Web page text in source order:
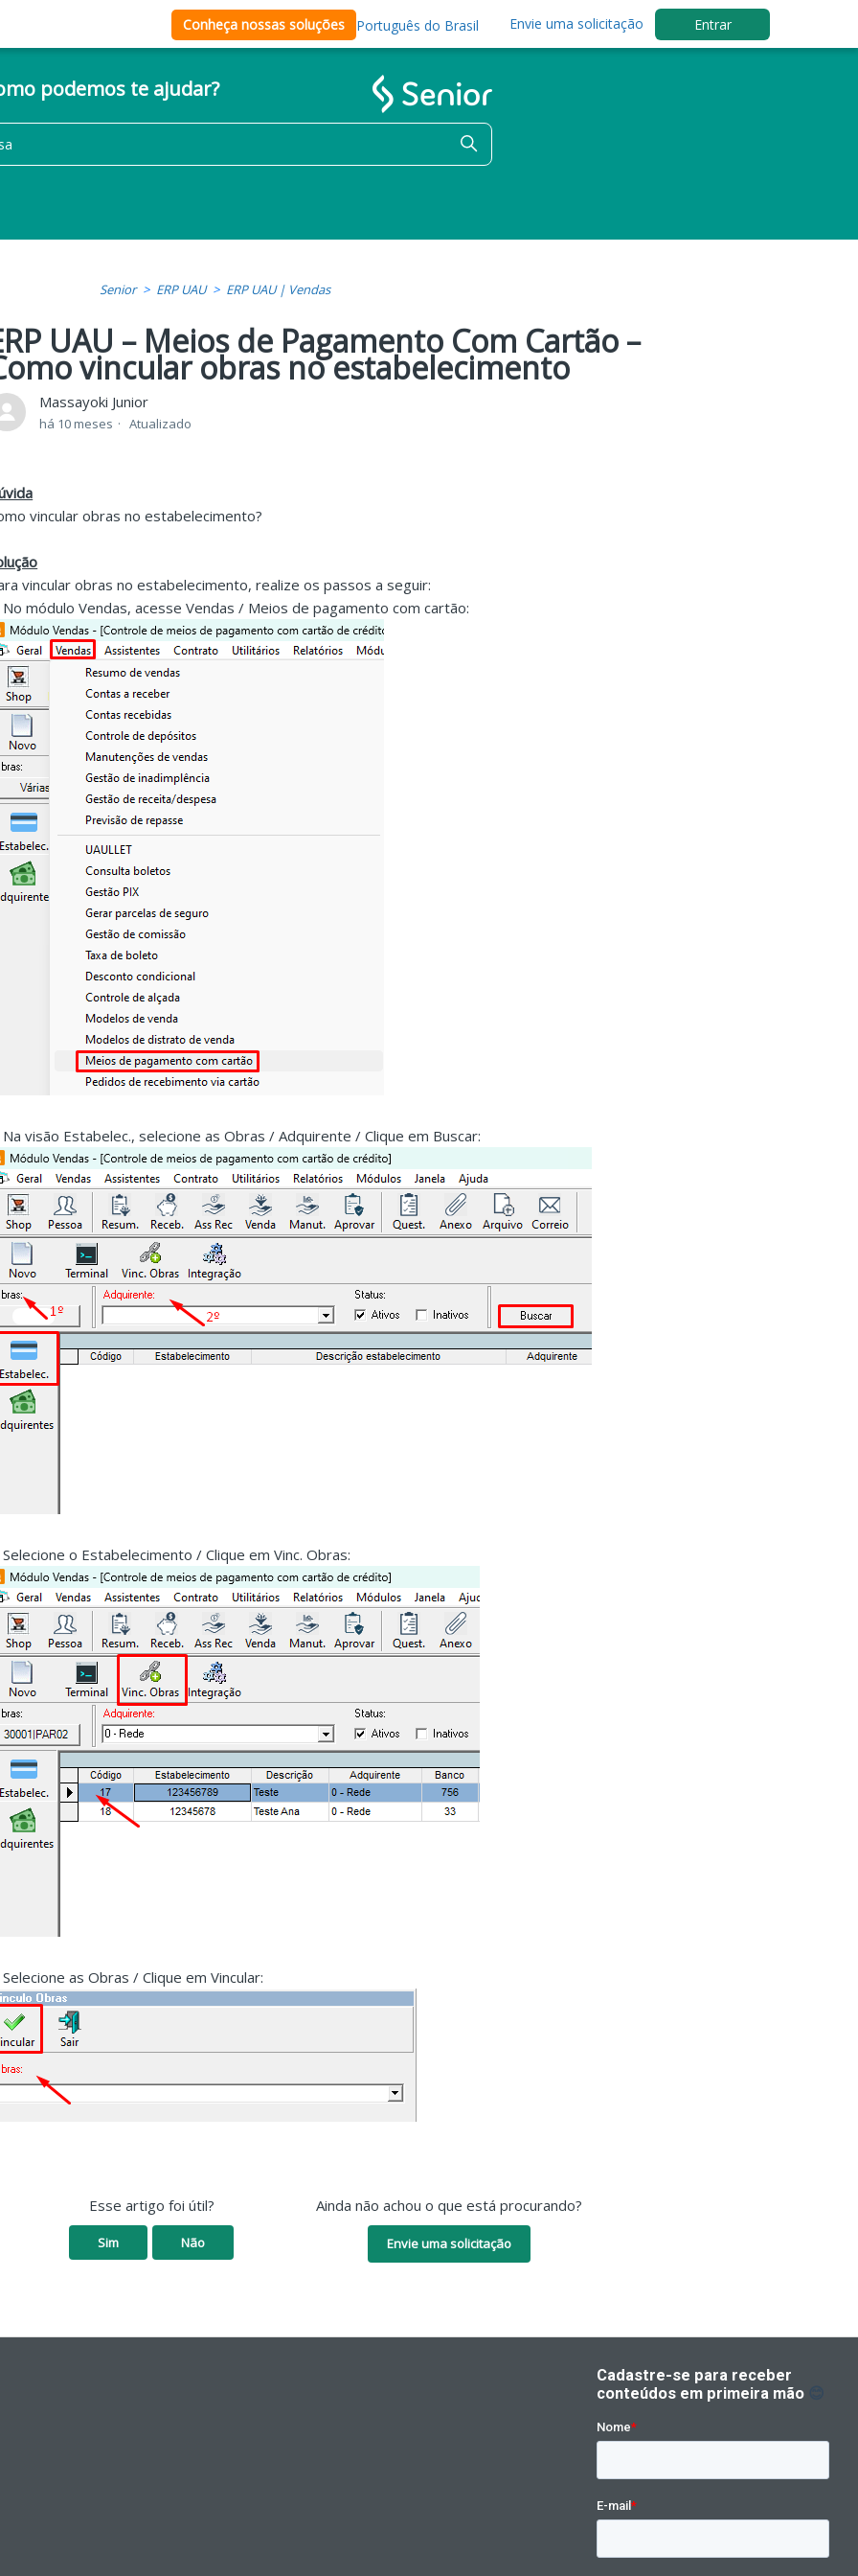
Conheça nossas soluções Português do Brasil Envie uma solicitação Entrar
podemos te ajudar?
Senior ERP UAU ERP UAU | Vendas
UAU – Meios de Pagamento Com Cartão –
vincular obras no estabelecimento
Massayoki Junior
há 10 meses Atualizado
vincular obras no estabelecimento?
vincular obras no estabelecimento, realize os passos a seguir:
No módulo Vendas, acesse Vendas / Meios de pagamento com cartão:
Na visão Estabelec., selecione as Obras / Adquirente / Clique em Buscar:
Selecione o Estabelecimento / Clique em Vinc. Obras:
Selecione as Obras / Clique em Vincular:
Esse artigo foi útil?
Sim Não
Ainda não achou o que está procurando?
Envie uma solicitação